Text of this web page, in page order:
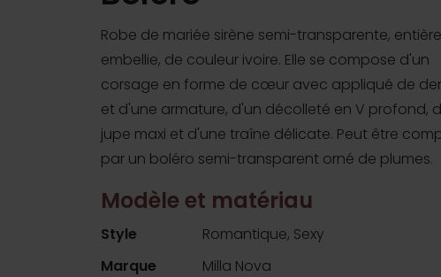
Robe de mariée sirène semi-transparente,
embellie, de couleur ivoire. Elle se compose d'un
corsage en forme de cœur avec appliqué de
et d'une armature, d'un décolleté en V profond,
jupe maxi et d'une traîne délicate. Peut être
par un boléro semi-transparent orné de plumes.
Modèle et matériau
Style
Romantique, Sexy
Marque
Milla Nova